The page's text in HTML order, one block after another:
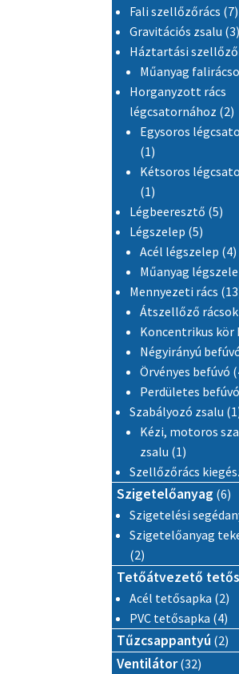
Fali szellőzőrács 7
Gravitációs zsalu 3
Háztartási
Műanyag
Horganyzott rács
légcsatornához 2
Egysoros
11 termék
Kétsoros
11 termék
Légbeeresztő 55
Légszelep 55
Acél légszelep 4
Műanyag
Mennyezeti rács 13
Átszellőző rácsok
Koncentrikus kör
Négyirányú
Örvényes befúvó
Perdületes befúvó
Szabályozó zsalu 1
Kézi, motoros
zsalu 11 termék
Szellőzőrács
Szigetelőanyag 66
Szigetelési
Szigetelőanyag
22 termék
Tetőátvezető
Acél tetősapka 22
PVC tetősapka 44
Tűzcsappantyú 22
Ventilátor 3232